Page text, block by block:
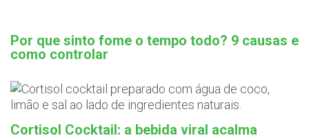
Por que sinto fome o tempo todo? 9 causas e
como controlar
Cortisol Cocktail: a bebida viral acalma